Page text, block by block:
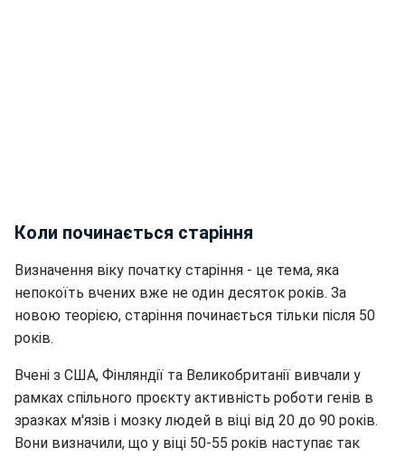
Коли починається старіння
Визначення віку початку старіння - це тема, яка
непокоїть вчених вже не один десяток років. За
новою теорією, старіння починається тільки після 50
років.
Вчені з США, Фінляндії та Великобританії вивчали у
рамках спільного проєкту активність роботи генів в
зразках м'язів і мозку людей в віці від 20 до 90 років.
Вони визначили, що у віці 50-55 років наступає так